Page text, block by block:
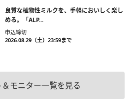
良質な植物性ミルクを、手軽においしく楽し
める。「ALP...
申込締切
2026.08.29（土）23:59まで
モニター一覧を見る